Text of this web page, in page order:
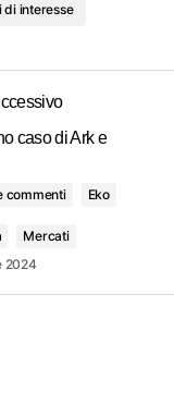
di interesse
caso di Ark e
commenti Eko
Mercati
2024